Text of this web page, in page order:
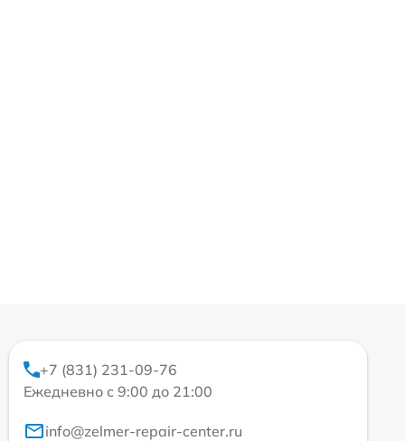
+7 (831) 231-09-76
Ежедневно с 9:00 до 21:00
info@zelmer-repair-center.ru